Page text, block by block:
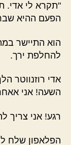
"תקרא לי אדי.
הפעם ההיא
הוא התיישר
להחלפת ירך.
אדי רוזנווטר
השעה! אני
רגע! אני צריך
הפלאפון שלח